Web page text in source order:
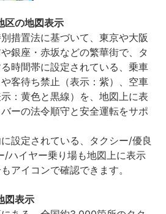
の地図表示
措置法に基づいて、東京や大阪
銀座・赤坂などの繁華街で、タ
時間帯に設定されている、乗車
客待ち禁止（表示：紫）、空車
：黄色と黒線）を、地図上に表
ーの法令順守と安全運転をサポ
設定されている、タクシー/優良
/ハイヤー乗り場も地図上に表示
アイコンで確認できます。
図表示